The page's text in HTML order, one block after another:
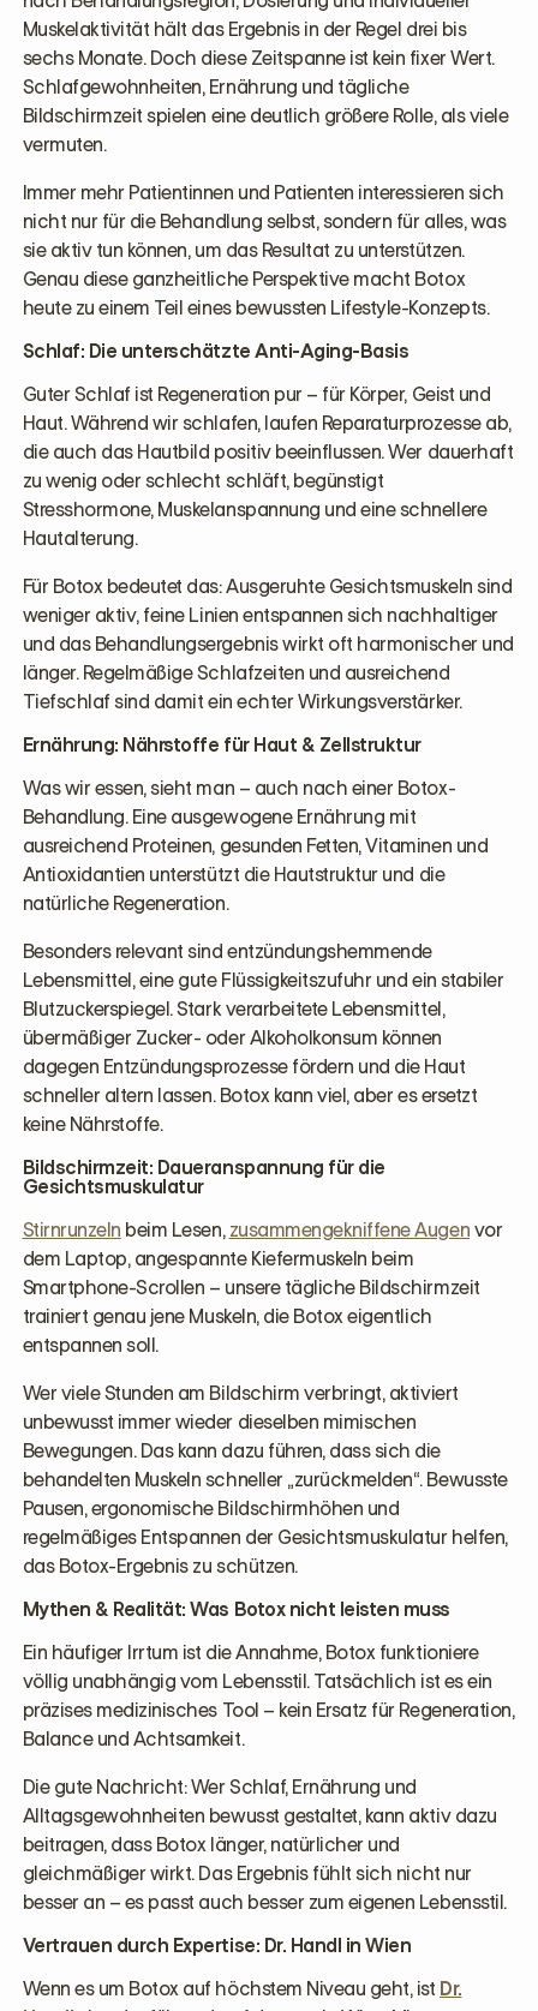
Muskelaktivität hält das Ergebnis in der Regel drei bis
sechs Monate. Doch diese Zeitspanne ist kein fixer Wert.
Schlafgewohnheiten, Ernährung und tägliche
Bildschirmzeit spielen eine deutlich größere Rolle, als viele
vermuten.
Immer mehr Patientinnen und Patienten interessieren sich
nicht nur für die Behandlung selbst, sondern für alles, was
sie aktiv tun können, um das Resultat zu unterstützen.
Genau diese ganzheitliche Perspektive macht Botox
heute zu einem Teil eines bewussten Lifestyle-Konzepts.
Schlaf: Die unterschätzte Anti-Aging-Basis
Guter Schlaf ist Regeneration pur – für Körper, Geist und
Haut. Während wir schlafen, laufen Reparaturprozesse ab,
die auch das Hautbild positiv beeinflussen. Wer dauerhaft
zu wenig oder schlecht schläft, begünstigt
Stresshormone, Muskelanspannung und eine schnellere
Hautalterung.
Für Botox bedeutet das: Ausgeruhte Gesichtsmuskeln sind
weniger aktiv, feine Linien entspannen sich nachhaltiger
und das Behandlungsergebnis wirkt oft harmonischer und
länger. Regelmäßige Schlafzeiten und ausreichend
Tiefschlaf sind damit ein echter Wirkungsverstärker.
Ernährung: Nährstoffe für Haut & Zellstruktur
Was wir essen, sieht man – auch nach einer Botox-
Behandlung. Eine ausgewogene Ernährung mit
ausreichend Proteinen, gesunden Fetten, Vitaminen und
Antioxidantien unterstützt die Hautstruktur und die
natürliche Regeneration.
Besonders relevant sind entzündungshemmende
Lebensmittel, eine gute Flüssigkeitszufuhr und ein stabiler
Blutzuckerspiegel. Stark verarbeitete Lebensmittel,
übermäßiger Zucker- oder Alkoholkonsum können
dagegen Entzündungsprozesse fördern und die Haut
schneller altern lassen. Botox kann viel, aber es ersetzt
keine Nährstoffe.
Bildschirmzeit: Daueranspannung für die
Gesichtsmuskulatur
Stirnrunzeln beim Lesen,zusammengekniffene Augenvor
dem Laptop, angespannte Kiefermuskeln beim
Smartphone-Scrollen – unsere tägliche Bildschirmzeit
trainiert genau jene Muskeln, die Botox eigentlich
entspannen soll.
Wer viele Stunden am Bildschirm verbringt, aktiviert
unbewusst immer wieder dieselben mimischen
Bewegungen. Das kann dazu führen, dass sich die
behandelten Muskeln schneller „zurückmelden“. Bewusste
Pausen, ergonomische Bildschirmhöhen und
regelmäßiges Entspannen der Gesichtsmuskulatur helfen,
das Botox-Ergebnis zu schützen.
Mythen & Realität: Was Botox nicht leisten muss
Ein häufiger Irrtum ist die Annahme, Botox funktioniere
völlig unabhängig vom Lebensstil. Tatsächlich ist es ein
präzises medizinisches Tool – kein Ersatz für Regeneration,
Balance und Achtsamkeit.
Die gute Nachricht: Wer Schlaf, Ernährung und
Alltagsgewohnheiten bewusst gestaltet, kann aktiv dazu
beitragen, dass Botox länger, natürlicher und
gleichmäßiger wirkt. Das Ergebnis fühlt sich nicht nur
besser an – es passt auch besser zum eigenen Lebensstil.
Vertrauen durch Expertise: Dr. Handl in Wien
Wenn es um Botox auf höchstem Niveau geht, ist Dr.